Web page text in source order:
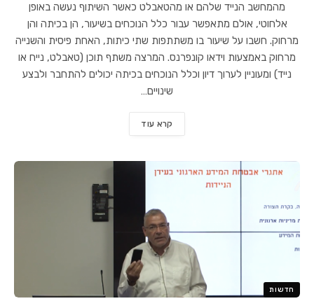
מהמחשב הנייד שלהם או מהטאבלט כאשר השיתוף נעשה באופן
אלחוטי, אולם מתאפשר עבור כלל הנוכחים בשיעור, הן בכיתה והן
מרחוק. חשבו על שיעור בו משתתפות שתי כיתות, האחת פיסית והשנייה
מרחוק באמצעות וידאו קונפרנס. המרצה משתף תוכן (טאבלט, נייח או
נייד) ומעוניין לערוך דיון וכלל הנוכחים בכיתה יכולים להתחבר ולבצע
שינויים…
קרא עוד
חדשות